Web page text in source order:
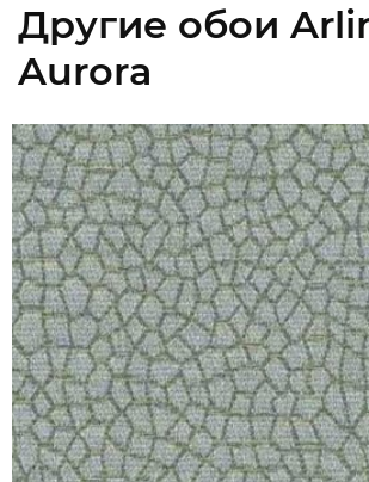
Другие обои
Aurora